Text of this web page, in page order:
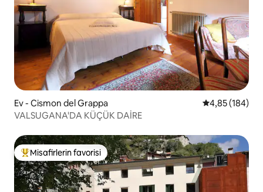
Ev - Cismon del Grappa 5 üzerinden
4,85 (184)
VALSUGANA'DA KÜÇÜK DAİRE
Misafirlerin favorilerinden en beğenilenler arasında
Misafirlerin favorisi